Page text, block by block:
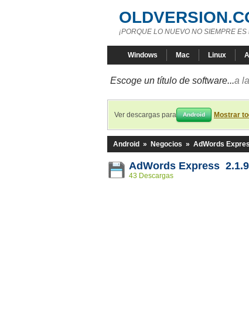
¡PORQUE LO NUEVO NO SIEMPRE ES
Windows Mac Linux
Escoge un título de software...a
Ver descargas para Android Mostrar
Android » Negocios » AdWords
AdWords Express
43 Descargas